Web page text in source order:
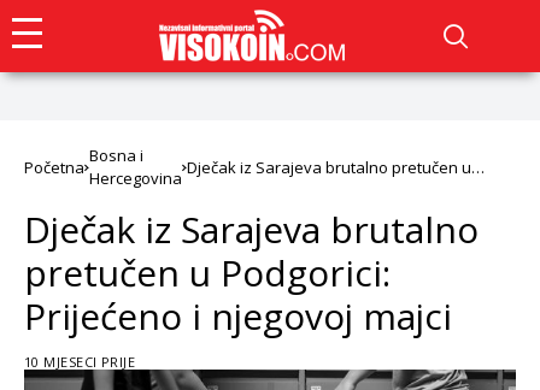
Početna
Bosna i
Hercegovina
Dječak iz Sarajeva brutalno pretučen u
Dječak iz Sarajeva brutalno
pretučen u Podgorici:
Prijećeno i njegovoj majci
10 MJESECI PRIJE